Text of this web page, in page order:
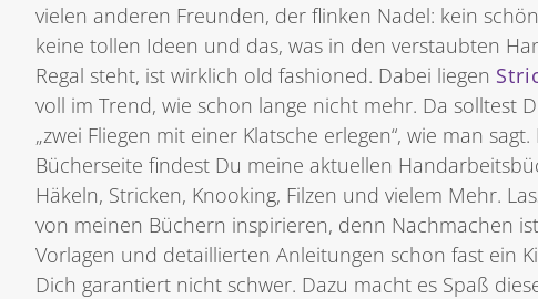
vielen anderen Freunden, der flinken Nadel: kein
keine tollen Ideen und das, was in den verstaubten
Regal steht, ist wirklich old fashioned. Dabei liegen
voll im Trend, wie schon lange nicht mehr. Da solltest
„zwei Fliegen mit einer Klatsche erlegen“, wie man
Bücherseite findest Du meine aktuellen
Häkeln, Stricken, Knooking, Filzen und vielem Mehr.
von meinen Büchern inspirieren, denn Nachmachen
Vorlagen und detaillierten Anleitungen schon fast ein
Dich garantiert nicht schwer. Dazu macht es Spaß